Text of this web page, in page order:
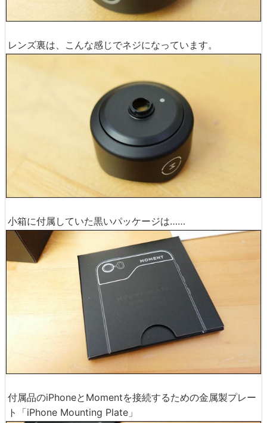
レンズ裏は、こんな感じでネジになっています。
小箱に付属していた黒いパッケージは……
付属品のiPhoneとMomentを接続するための金属製プレー
ト「iPhone Mounting Plate」